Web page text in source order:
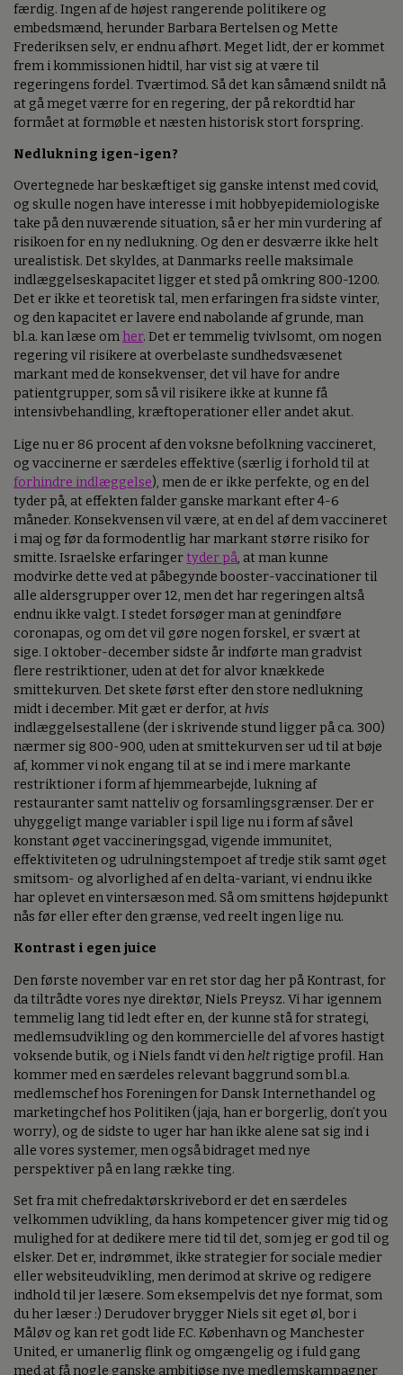
færdig. Ingen af de højest rangerende politikere og
embedsmænd, herunder Barbara Bertelsen og Mette
Frederiksen selv, er endnu afhørt. Meget lidt, der er kommet
frem i kommissionen hidtil, har vist sig at være til
regeringens fordel. Tværtimod. Så det kan såmænd snildt nå
at gå meget værre for en regering, der på rekordtid har
formået at formøble et næsten historisk stort forspring.
Nedlukning igen-igen?
Overtegnede har beskæftiget sig ganske intenst med covid,
og skulle nogen have interesse i mit hobbyepidemiologiske
take på den nuværende situation, så er her min vurdering af
risikoen for en ny nedlukning. Og den er desværre ikke helt
urealistisk. Det skyldes, at Danmarks reelle maksimale
indlæggelseskapacitet ligger et sted på omkring 800-1200.
Det er ikke et teoretisk tal, men erfaringen fra sidste vinter,
og den kapacitet er lavere end nabolande af grunde, man
bl.a. kan læse omher. Det er temmelig tvivlsomt, om nogen
regering vil risikere at overbelaste sundhedsvæsenet
markant med de konsekvenser, det vil have for andre
patientgrupper, som så vil risikere ikke at kunne få
intensivbehandling, kræftoperationer eller andet akut.
Lige nu er 86 procent af den voksne befolkning vaccineret,
og vaccinerne er særdeles effektive (særlig i forhold til at
forhindre indlæggelse), men de er ikke perfekte, og en del
tyder på, at effekten falder ganske markant efter 4-6
måneder. Konsekvensen vil være, at en del af dem vaccineret
i maj og før da formodentlig har markant større risiko for
smitte. Israelske erfaringertyder på, at man kunne
modvirke dette ved at påbegynde booster-vaccinationer til
alle aldersgrupper over 12, men det har regeringen altså
endnu ikke valgt. I stedet forsøger man at genindføre
coronapas, og om det vil gøre nogen forskel, er svært at
sige. I oktober-december sidste år indførte man gradvist
flere restriktioner, uden at det for alvor knækkede
smittekurven. Det skete først efter den store nedlukning
midt i december. Mit gæt er derfor, at hvis
indlæggelsestallene (der i skrivende stund ligger på ca. 300)
nærmer sig 800-900, uden at smittekurven ser ud til at bøje
af, kommer vi nok engang til at se ind i mere markante
restriktioner i form af hjemmearbejde, lukning af
restauranter samt natteliv og forsamlingsgrænser. Der er
uhyggeligt mange variabler i spil lige nu i form af såvel
konstant øget vaccineringsgad, vigende immunitet,
effektiviteten og udrulningstempoet af tredje stik samt øget
smitsom- og alvorlighed af en delta-variant, vi endnu ikke
har oplevet en vintersæson med. Så om smittens højdepunkt
nås før eller efter den grænse, ved reelt ingen lige nu.
Kontrast i egen juice
Den første november var en ret stor dag her på Kontrast, for
da tiltrådte vores nye direktør, Niels Preysz. Vi har igennem
temmelig lang tid ledt efter en, der kunne stå for strategi,
medlemsudvikling og den kommercielle del af vores hastigt
voksende butik, og i Niels fandt vi denheltrigtige profil. Han
kommer med en særdeles relevant baggrund som bl.a.
medlemschef hos Foreningen for Dansk Internethandel og
marketingchef hos Politiken (jaja, han er borgerlig, don’t you
worry), og de sidste to uger har han ikke alene sat sig ind i
alle vores systemer, men også bidraget med nye
perspektiver på en lang række ting.
Set fra mit chefredaktørskrivebord er det en særdeles
velkommen udvikling, da hans kompetencer giver mig tid og
mulighed for at dedikere mere tid til det, som jeg er god til og
elsker. Det er, indrømmet, ikke strategier for sociale medier
eller websiteudvikling, men derimod at skrive og redigere
indhold til jer læsere. Som eksempelvis det nye format, som
du her læser :) Derudover brygger Niels sit eget øl, bor i
Måløv og kan ret godt lide F.C. København og Manchester
United, er umanerlig flink og omgængelig og i fuld gang
med at få nogle ganske ambitiøse nye medlemskampagner